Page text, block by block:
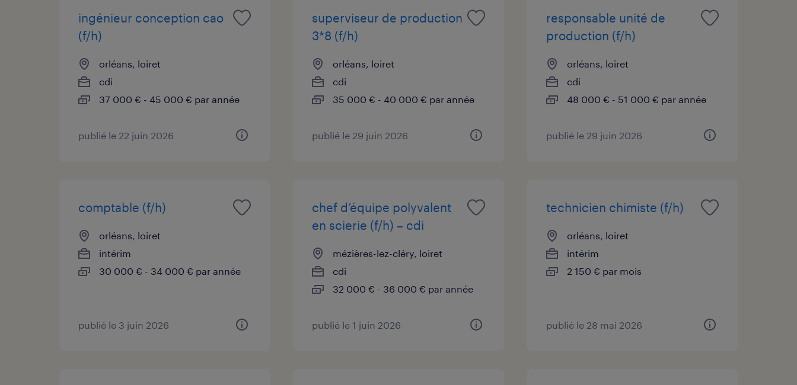
ingénieur conception cao
(f/h)
orléans, loiret
cdi
37 000 € - 45 000 € par année
publié le 22 juin 2026
superviseur de production
3*8 (f/h)
orléans, loiret
cdi
35 000 € - 40 000 € par année
publié le 29 juin 2026
responsable unité de
production (f/h)
orléans, loiret
cdi
48 000 € - 51 000 € par année
publié le 29 juin 2026
comptable (f/h)
orléans, loiret
intérim
30 000 € - 34 000 € par année
publié le 3 juin 2026
chef d’équipe polyvalent
en scierie (f/h) – cdi
mézières-lez-cléry, loiret
cdi
32 000 € - 36 000 € par année
publié le 1 juin 2026
technicien chimiste (f/h)
orléans, loiret
intérim
2 150 € par mois
publié le 28 mai 2026